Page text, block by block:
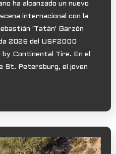
ha alcanzado un nuevo
internacional con la
'Tatán' Garzón
2026 del USF2000
by Continental Tire. En el
St. Petersburg, el joven